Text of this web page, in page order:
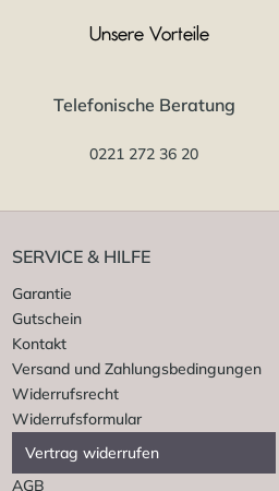
Unsere Vorteile
Telefonische Beratung
0221 272 36 20
SERVICE & HILFE
Garantie
Gutschein
Kontakt
Versand und Zahlungsbedingungen
Widerrufsrecht
Widerrufsformular
Vertrag widerrufen
AGB